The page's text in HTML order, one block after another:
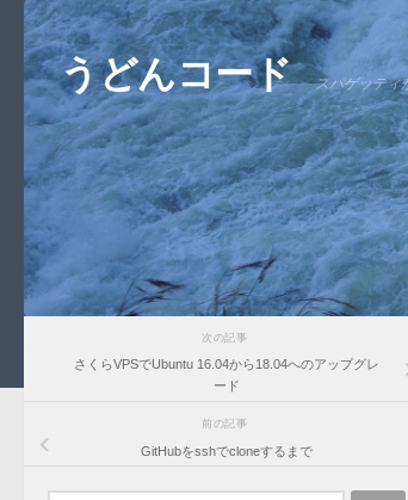
コンテンツへスキップ
うどんコード スパゲッティ
次の記事
さくらVPSでUbuntu 16.04から18.04へのアップグレ
ード
前の記事
GitHubをsshでcloneするまで